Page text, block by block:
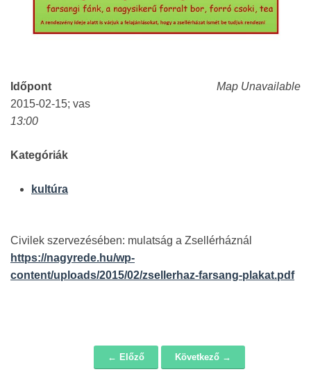
Map Unavailable
Időpont
2015-02-15; vas
13:00
Kategóriák
kultúra
Civilek szervezésében: mulatság a Zsellérháznál
https://nagyrede.hu/wp-
content/uploads/2015/02/zsellerhaz-farsang-plakat.pdf
← Előző Következő →